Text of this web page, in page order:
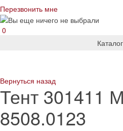
Перезвонить мне
0
Каталог
Вернуться назад
Тент 301411
8508.0123